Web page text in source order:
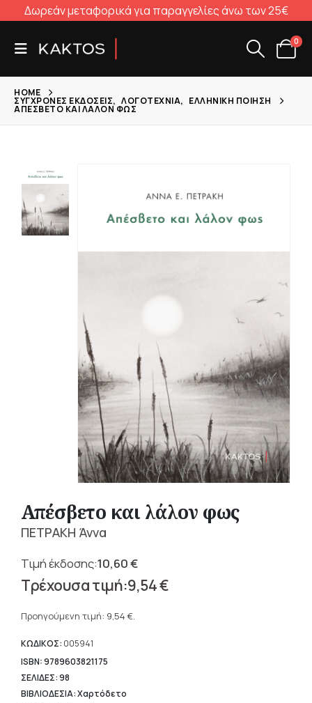
Δωρεάν μεταφορικά για παραγγελίες άνω των 25€
0
HOME
ΣΎΓΧΡΟΝΕΣ ΕΚΔΌΣΕΙΣ, ΛΟΓΟΤΕΧΝΊΑ, ΕΛΛΗΝΙΚΉ ΠΟΊΗΣΗ
ΑΠΈΣΒΕΤΟ ΚΑΙ ΛΆΛΟΝ ΦΩΣ
Απέσβετο και λάλον φως
ΠΕΤΡΑΚΗ Άννα
10,60€
Original
price
10,60 €.
9,54€
τρέχουσα
είναι:
9,54 €.
Προηγούμενη τιμή: 9,54 €.
ΚΩΔΙΚΟΣ: 005941
ISBN: 9789603821175
ΣΕΛΙΔΕΣ: 98
ΒΙΒΛΙΟΔΕΣΙΑ: Χαρτόδετο